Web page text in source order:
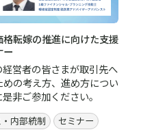
格転嫁の推進に向けた支援
ー
営者の皆さまが取引先へ
の考え方、進め方につい
非ご参加ください。
内部統制 セミナー